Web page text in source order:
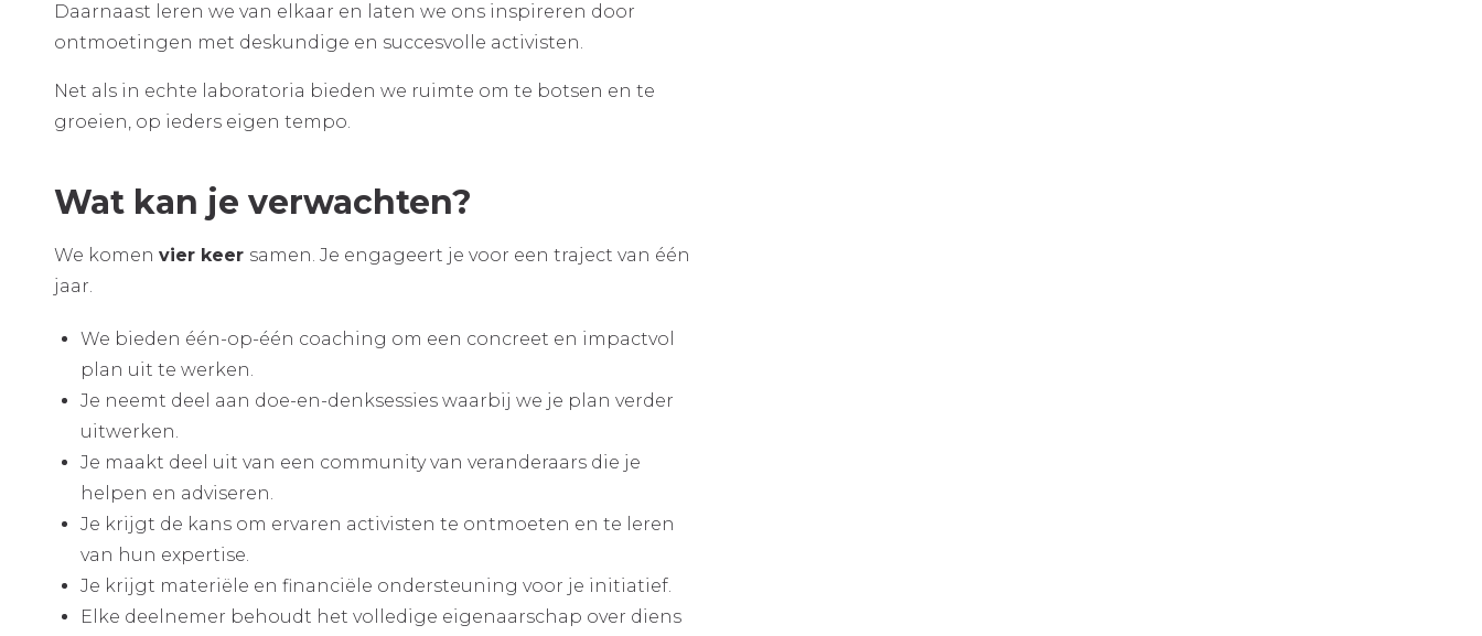
Daarnaast leren we van elkaar en laten we ons inspireren door
ontmoetingen met deskundige en succesvolle activisten.
Net als in echte laboratoria bieden we ruimte om te botsen en te
groeien, op ieders eigen tempo.
Wat kan je verwachten?
We komen vier keer samen. Je engageert je voor een traject van één
jaar.
We bieden één-op-één coaching om een concreet en impactvol
plan uit te werken.
Je neemt deel aan doe-en-denksessies waarbij we je plan verder
uitwerken.
Je maakt deel uit van een community van veranderaars die je
helpen en adviseren.
Je krijgt de kans om ervaren activisten te ontmoeten en te leren
van hun expertise.
Je krijgt materiële en financiële ondersteuning voor je initiatief.
Elke deelnemer behoudt het volledige eigenaarschap over diens